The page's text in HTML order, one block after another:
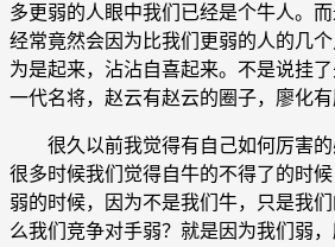
多更弱的人眼中我们已经是个牛人。
经常竟然会因为比我们更弱的人的几
为是起来，沾沾自喜起来。不是说挂
一代名将，赵云有赵云的圈子，廖化有
很久以前我觉得有自己如何厉害的
很多时候我们觉得自牛的不得了的时候
弱的时候，因为不是我们牛，只是我
么我们竞争对手弱？就是因为我们弱